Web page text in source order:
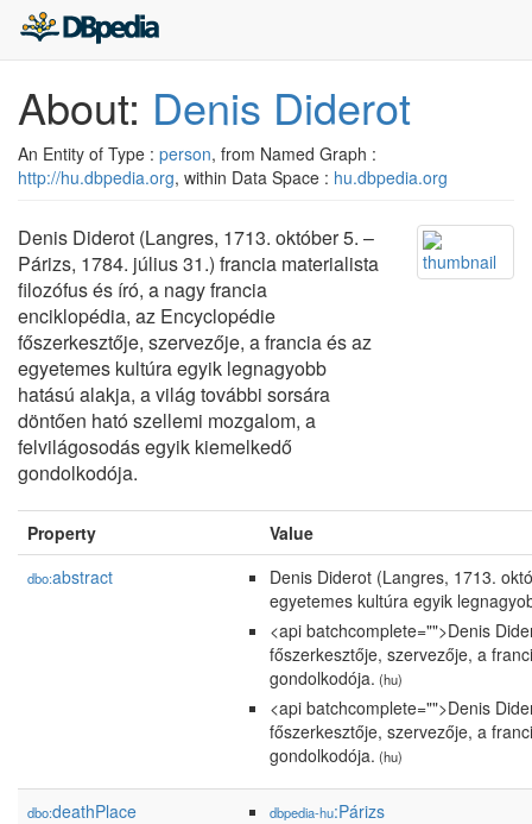
About: Denis Diderot
An Entity of Type : person, from Named Graph :
http://hu.dbpedia.org, within Data Space : hu.dbpedia.org
Denis Diderot (Langres, 1713. október 5. –
Párizs, 1784. július 31.) francia materialista
filozófus és író, a nagy francia
enciklopédia, az Encyclopédie
főszerkesztője, szervezője, a francia és az
egyetemes kultúra egyik legnagyobb
hatású alakja, a világ további sorsára
döntően ható szellemi mozgalom, a
felvilágosodás egyik kiemelkedő
gondolkodója.
Property Value
dbo:abstract
Denis Diderot (Langres, 1713.
egyetemes kultúra egyik
<api batchcomplete="">Denis
főszerkesztője, szervezője, a
gondolkodója. (hu)
<api batchcomplete="">Denis
főszerkesztője, szervezője, a
gondolkodója. (hu)
dbo:deathPlace dbpedia-hu:Párizs